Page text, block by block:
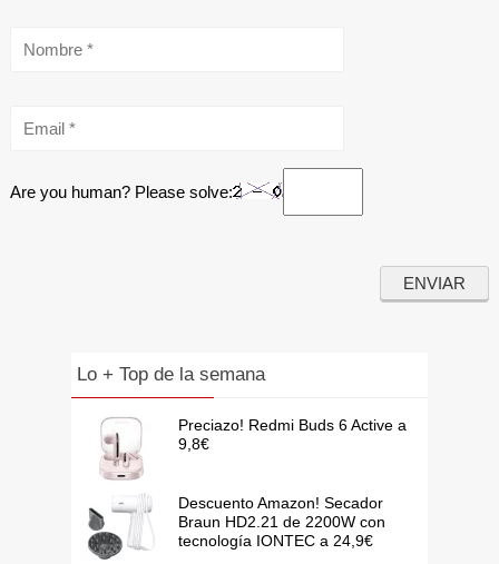
Are you human? Please solve:
Lo + Top de la semana
Preciazo! Redmi Buds 6 Active a
9,8€
Descuento Amazon! Secador
Braun HD2.21 de 2200W con
tecnología IONTEC a 24,9€